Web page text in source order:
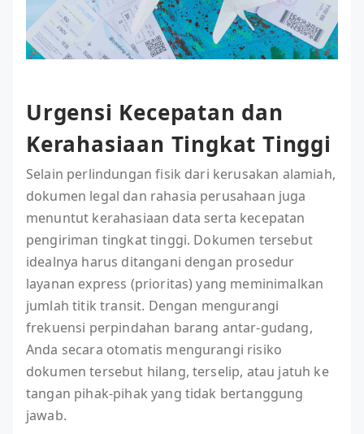
Urgensi Kecepatan dan
Kerahasiaan Tingkat Tinggi
Selain perlindungan fisik dari kerusakan alamiah,
dokumen legal dan rahasia perusahaan juga
menuntut kerahasiaan data serta kecepatan
pengiriman tingkat tinggi. Dokumen tersebut
idealnya harus ditangani dengan prosedur
layanan express (prioritas) yang meminimalkan
jumlah titik transit. Dengan mengurangi
frekuensi perpindahan barang antar-gudang,
Anda secara otomatis mengurangi risiko
dokumen tersebut hilang, terselip, atau jatuh ke
tangan pihak-pihak yang tidak bertanggung
jawab.